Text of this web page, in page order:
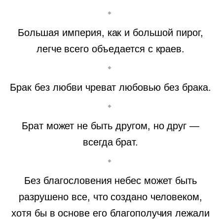
Большая империя, как и большой пирог,
легче всего объедается с краев.
Брак без любви чреват любовью без брака.
Брат может не быть другом, но друг —
всегда брат.
Без благословения небес может быть
разрушено все, что создано человеком,
хотя бы в основе его благополучия лежали